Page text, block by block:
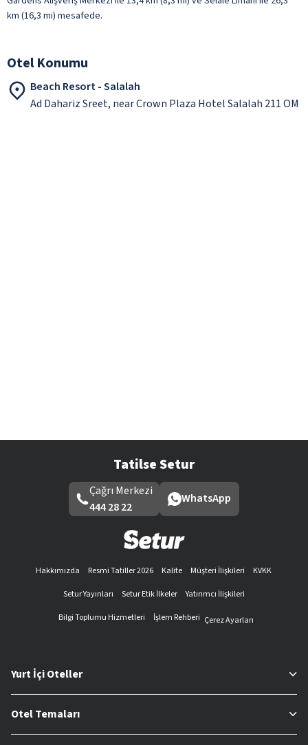
km (16,3 mi) mesafede.
Otel Konumu
Beach Resort - Salalah
Ad Dahariz Sreet, near Crown Plaza Hotel Salalah 211 OM
Tatilse Setur
Çağrı Merkezi
444 28 22
WhatsApp
Hakkımızda Resmi Tatiller 2026 Kalite Müşteri İlişkileri
KVKK
Setur Yayınları
Setur Etik İlkeler
Yatırımcı İlişkileri
Bilgi Toplumu Hizmetleri
İşlem Rehberi Çerez Ayarları
Yurt İçi Oteller
Otel Temaları